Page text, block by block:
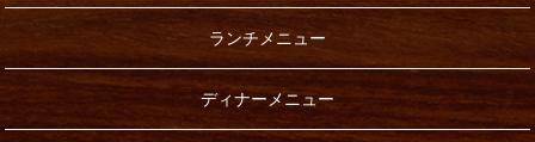
ランチメニュー
ディナーメニュー